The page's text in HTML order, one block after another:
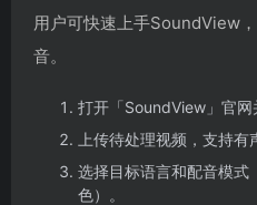
用户可快速上手SoundView
音。
打开「SoundView」官网
上传待处理视频，支持有
选择目标语言和配音模式
色）。